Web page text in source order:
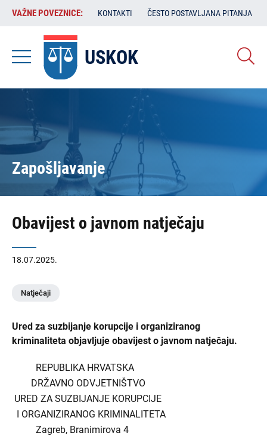
Skoči
sadržaj
VAŽNE
POVEZNICE:
VAŽNE POVEZNICE: KONTAKTI ČESTO POSTAVLJANA PITANJA
USKOK
Zapošljavanje
Obavijest o javnom natječaju
18.07.2025.
Natječaji
Ured za suzbijanje korupcije i organiziranog
kriminaliteta objavljuje obavijest o javnom natječaju.
REPUBLIKA HRVATSKA
DRŽAVNO ODVJETNIŠTVO
URED ZA SUZBIJANJE KORUPCIJE
I ORGANIZIRANOG KRIMINALITETA
Zagreb, Branimirova 4